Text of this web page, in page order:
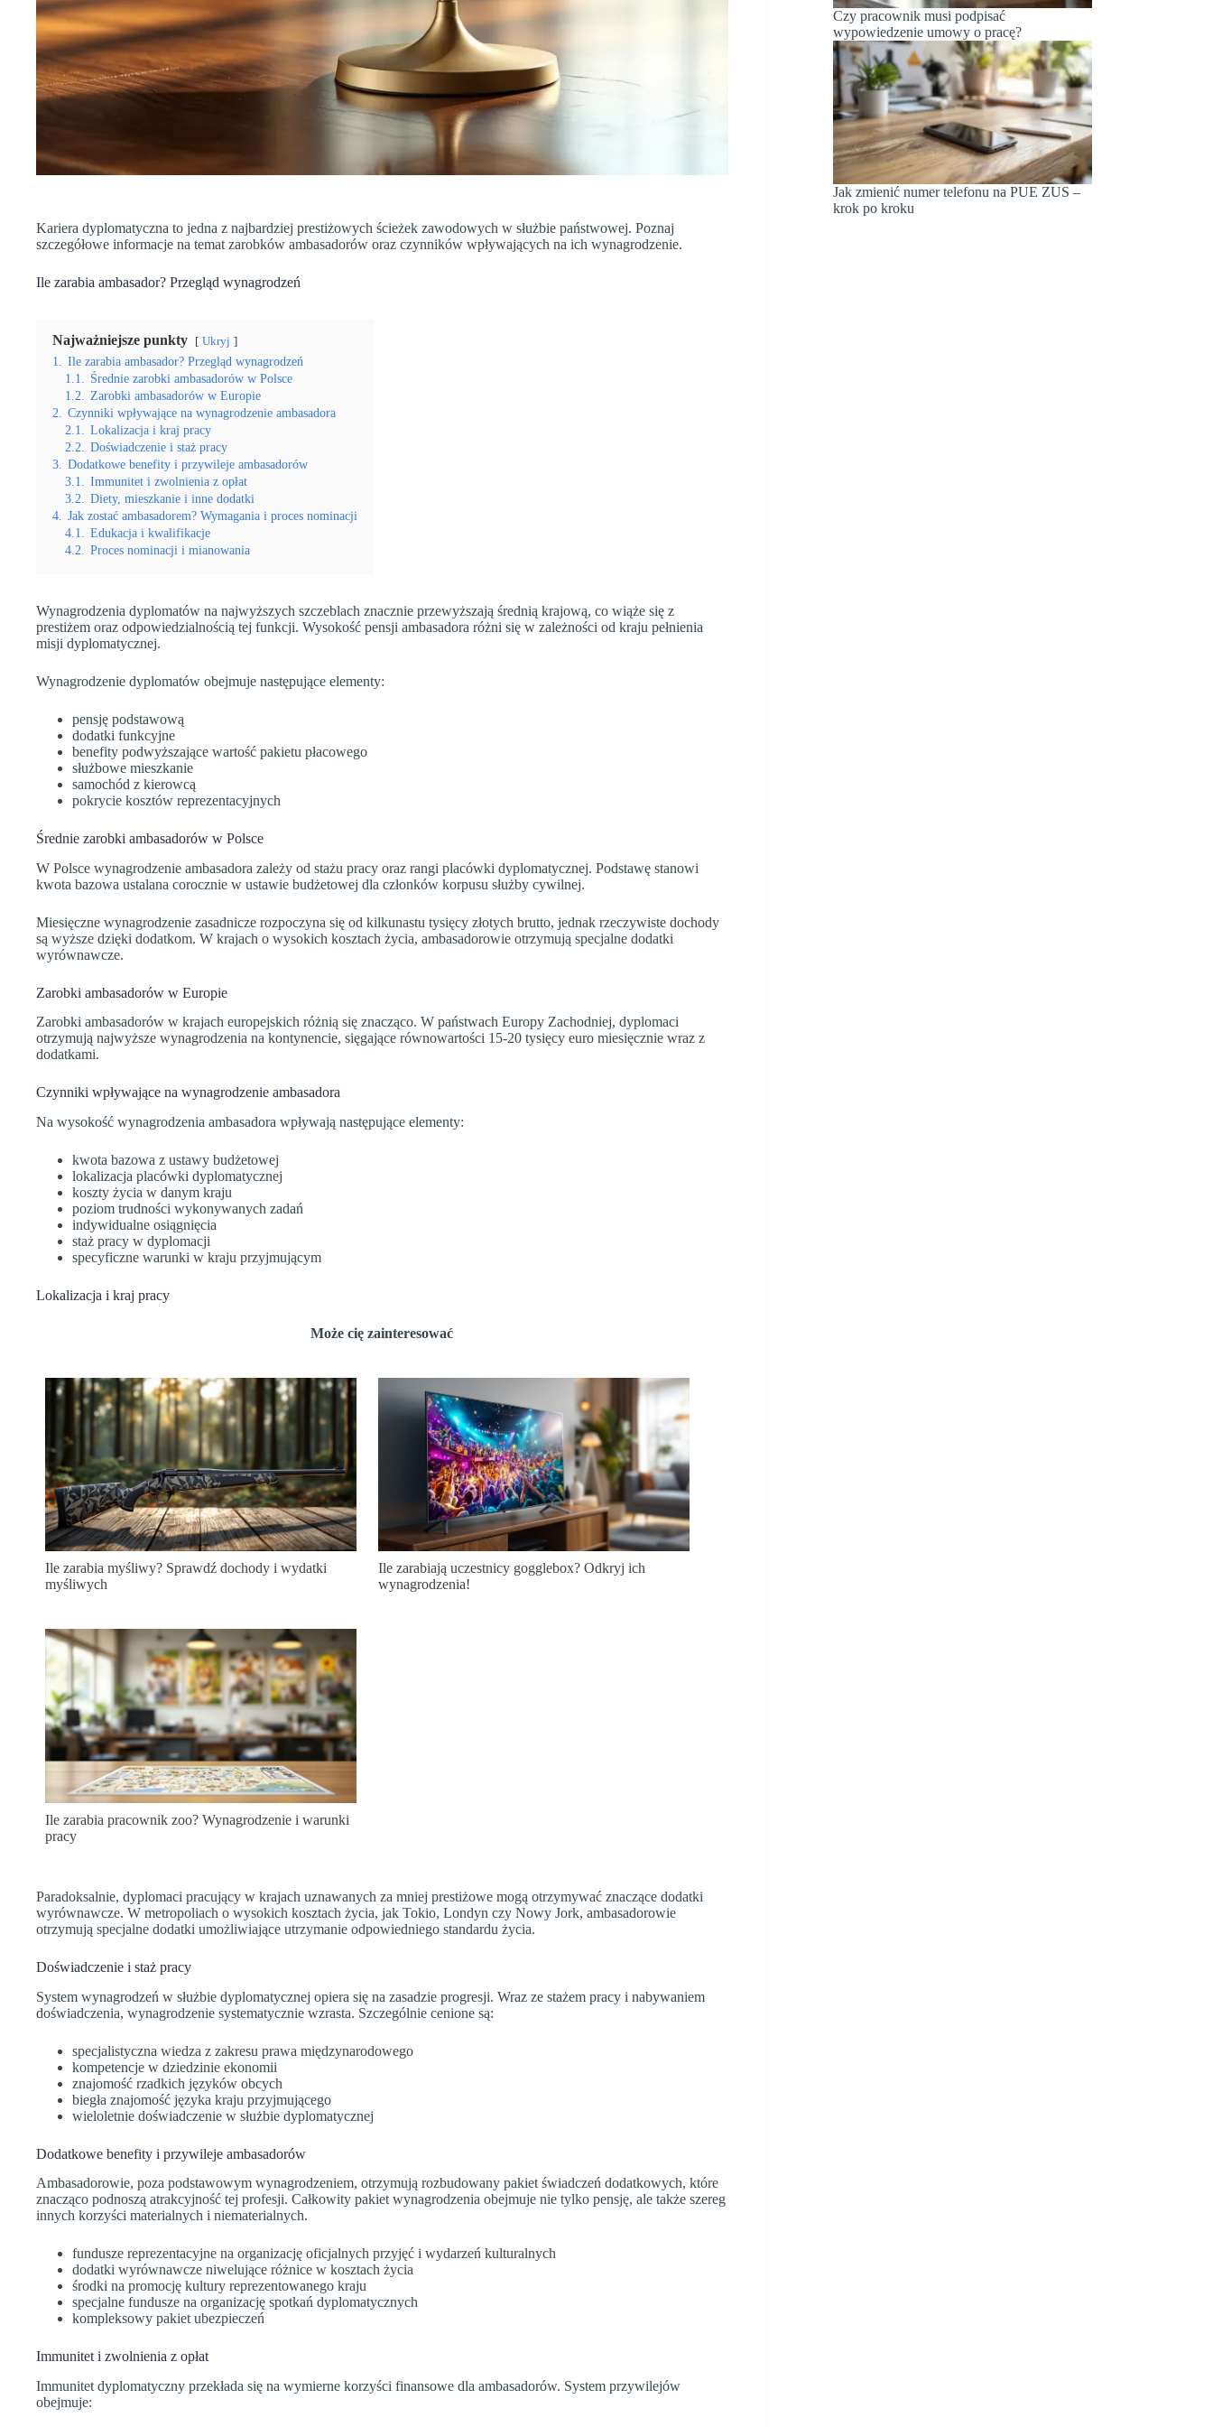
Kariera dyplomatyczna to jedna z najbardziej prestiżowych ścieżek zawodowych w służbie państwowej. Poznaj
szczegółowe informacje na temat zarobków ambasadorów oraz czynników wpływających na ich wynagrodzenie.
Ile zarabia ambasador? Przegląd wynagrodzeń
Najważniejsze punkty Ukryj
1.
Ile zarabia ambasador? Przegląd wynagrodzeń
1.1.
Średnie zarobki ambasadorów w Polsce
1.2.
Zarobki ambasadorów w Europie
2.
Czynniki wpływające na wynagrodzenie ambasadora
2.1.
Lokalizacja i kraj pracy
2.2.
Doświadczenie i staż pracy
3.
Dodatkowe benefity i przywileje ambasadorów
3.1.
Immunitet i zwolnienia z opłat
3.2.
Diety, mieszkanie i inne dodatki
4.
Jak zostać ambasadorem? Wymagania i proces nominacji
4.1.
Edukacja i kwalifikacje
4.2.
Proces nominacji i mianowania
Wynagrodzenia dyplomatów na najwyższych szczeblach znacznie przewyższają średnią krajową, co wiąże się z
prestiżem oraz odpowiedzialnością tej funkcji. Wysokość pensji ambasadora różni się w zależności od kraju pełnienia
misji dyplomatycznej.
Wynagrodzenie dyplomatów obejmuje następujące elementy:
pensję podstawową
dodatki funkcyjne
benefity podwyższające wartość pakietu płacowego
służbowe mieszkanie
samochód z kierowcą
pokrycie kosztów reprezentacyjnych
Średnie zarobki ambasadorów w Polsce
W Polsce wynagrodzenie ambasadora zależy od stażu pracy oraz rangi placówki dyplomatycznej. Podstawę stanowi
kwota bazowa ustalana corocznie w ustawie budżetowej dla członków korpusu służby cywilnej.
Miesięczne wynagrodzenie zasadnicze rozpoczyna się od kilkunastu tysięcy złotych brutto, jednak rzeczywiste dochody
są wyższe dzięki dodatkom. W krajach o wysokich kosztach życia, ambasadorowie otrzymują specjalne dodatki
wyrównawcze.
Zarobki ambasadorów w Europie
Zarobki ambasadorów w krajach europejskich różnią się znacząco. W państwach Europy Zachodniej, dyplomaci
otrzymują najwyższe wynagrodzenia na kontynencie, sięgające równowartości 15-20 tysięcy euro miesięcznie wraz z
dodatkami.
Czynniki wpływające na wynagrodzenie ambasadora
Na wysokość wynagrodzenia ambasadora wpływają następujące elementy:
kwota bazowa z ustawy budżetowej
lokalizacja placówki dyplomatycznej
koszty życia w danym kraju
poziom trudności wykonywanych zadań
indywidualne osiągnięcia
staż pracy w dyplomacji
specyficzne warunki w kraju przyjmującym
Lokalizacja i kraj pracy
Może cię zainteresować
Ile zarabia myśliwy? Sprawdź dochody i wydatki
myśliwych
Ile zarabiają uczestnicy gogglebox? Odkryj ich
wynagrodzenia!
Ile zarabia pracownik zoo? Wynagrodzenie i warunki
pracy
Paradoksalnie, dyplomaci pracujący w krajach uznawanych za mniej prestiżowe mogą otrzymywać znaczące dodatki
wyrównawcze. W metropoliach o wysokich kosztach życia, jak Tokio, Londyn czy Nowy Jork, ambasadorowie
otrzymują specjalne dodatki umożliwiające utrzymanie odpowiedniego standardu życia.
Doświadczenie i staż pracy
System wynagrodzeń w służbie dyplomatycznej opiera się na zasadzie progresji. Wraz ze stażem pracy i nabywaniem
doświadczenia, wynagrodzenie systematycznie wzrasta. Szczególnie cenione są:
specjalistyczna wiedza z zakresu prawa międzynarodowego
kompetencje w dziedzinie ekonomii
znajomość rzadkich języków obcych
biegła znajomość języka kraju przyjmującego
wieloletnie doświadczenie w służbie dyplomatycznej
Dodatkowe benefity i przywileje ambasadorów
Ambasadorowie, poza podstawowym wynagrodzeniem, otrzymują rozbudowany pakiet świadczeń dodatkowych, które
znacząco podnoszą atrakcyjność tej profesji. Całkowity pakiet wynagrodzenia obejmuje nie tylko pensję, ale także szereg
innych korzyści materialnych i niematerialnych.
fundusze reprezentacyjne na organizację oficjalnych przyjęć i wydarzeń kulturalnych
dodatki wyrównawcze niwelujące różnice w kosztach życia
środki na promocję kultury reprezentowanego kraju
specjalne fundusze na organizację spotkań dyplomatycznych
kompleksowy pakiet ubezpieczeń
Immunitet i zwolnienia z opłat
Immunitet dyplomatyczny przekłada się na wymierne korzyści finansowe dla ambasadorów. System przywilejów
obejmuje:
Czy pracownik musi podpisać
wypowiedzenie umowy o pracę?
Jak zmienić numer telefonu na PUE ZUS –
krok po kroku